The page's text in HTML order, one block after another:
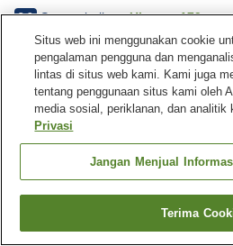
3.9 Sangat baik Ulasan:179
Fasilitas properti
Tempat parkir
Pojok izakaya
Jepang Nagasaki
Isahaya Daiichi Hotel
Cari
Situs web ini menggunakan cookie
pengalaman pengguna dan
lintas di situs web kami. Kami juga
tentang penggunaan situs kami oleh
media sosial, periklanan, dan analitik
Privasi
Jangan Menjual
Terima